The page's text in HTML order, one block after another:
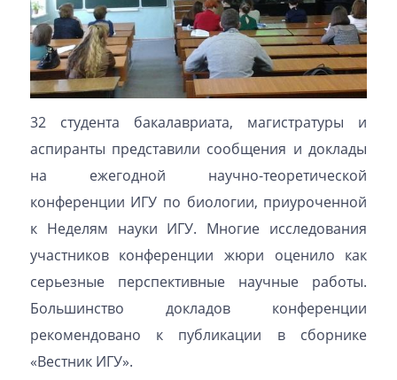
32 студента бакалавриата, магистратуры и
аспиранты представили сообщения и доклады
на ежегодной научно-теоретической
конференции ИГУ по биологии, приуроченной
к Неделям науки ИГУ. Многие исследования
участников конференции жюри оценило как
серьезные перспективные научные работы.
Большинство докладов конференции
рекомендовано к публикации в сборнике
«Вестник ИГУ».